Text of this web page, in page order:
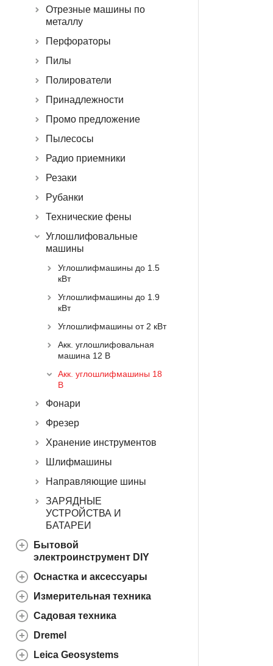
Отрезные машины по
металлу
Перфораторы
Пилы
Полирователи
Принадлежности
Промо предложение
Пылесосы
Радио приемники
Резаки
Рубанки
Технические фены
Углошлифовальные
машины
Углошлифмашины до 1.5
кВт
Углошлифмашины до 1.9
кВт
Углошлифмашины от 2 кВт
Акк. углошлифовальная
машина 12 В
Акк. углошлифмашины 18
В
Фонари
Фрезер
Хранение инструментов
Шлифмашины
Направляющие шины
ЗАРЯДНЫЕ
УСТРОЙСТВА И
БАТАРЕИ
Бытовой
электроинструмент DIY
Оснастка и аксессуары
Измерительная техника
Садовая техника
Dremel
Leica Geosystems